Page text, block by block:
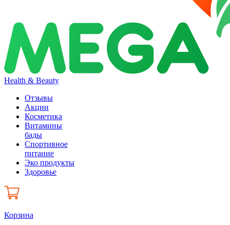
Health & Beauty
Отзывы
Акции
Косметика
Витамины
бады
Спортивное
питание
Эко продукты
Здоровье
Корзина